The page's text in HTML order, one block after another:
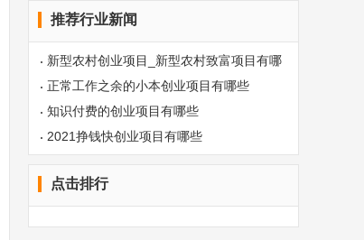
推荐行业新闻
新型农村创业项目_新型农村致富项目有哪
些
正常工作之余的小本创业项目有哪些
知识付费的创业项目有哪些
2021挣钱快创业项目有哪些
点击排行